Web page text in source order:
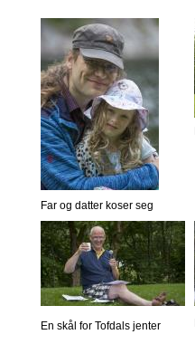
Far og datter koser seg
En skål for Tofdals jenter